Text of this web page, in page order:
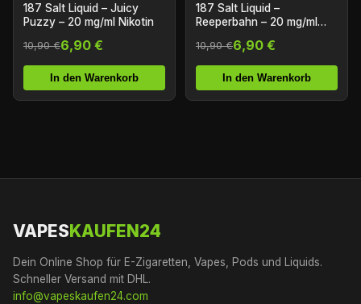
187 Salt Liquid – Juicy
Puzzy – 20 mg/ml Nikotin
10,90 €6,90 €
In den Warenkorb
187 Salt Liquid –
Reeperbahn – 20 mg/ml
10,90 €6,90 €
In den Warenkorb
VAPES KAUFEN24
Dein Online Shop für E-Zigaretten, Vapes, Pods und Liquids.
Schneller Versand mit DHL.
info@vapeskaufen24.com